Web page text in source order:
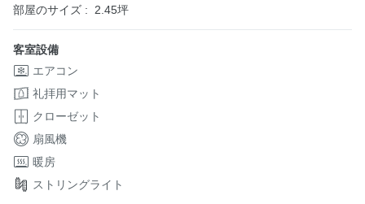
部屋のサイズ :
2.45坪
客室設備
エアコン
礼拝用マット
クローゼット
扇風機
暖房
ストリングライト